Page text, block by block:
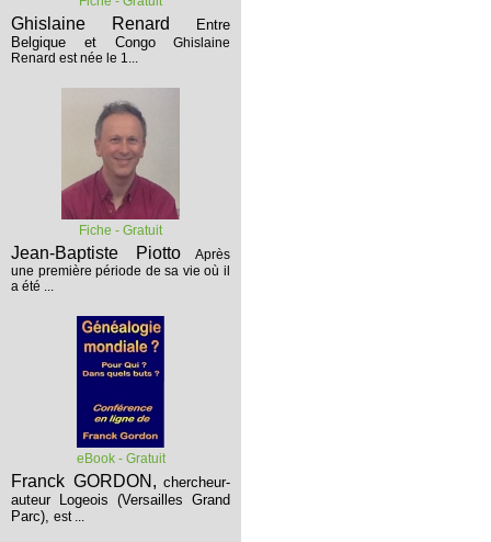
Ghislaine Renard
Entre
Belgique et Congo
Ghislaine
Renard est née le 1...
Fiche - Gratuit
Jean-Baptiste Piotto
Après
une première période de sa vie où il
a été ...
eBook - Gratuit
Franck GORDON, chercheur-
auteur Logeois (Versailles Grand
Parc), est ...